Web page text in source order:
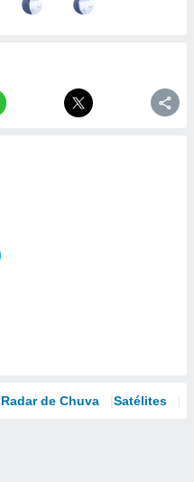
Radar de Chuva Satélites